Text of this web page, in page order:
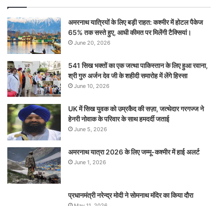
अमरनाथ यात्रियों के लिए बड़ी राहत: कश्मीर में होटल पैकेज
65% तक सस्ते हुए, आधी कीमत पर मिलेंगी टैक्सियां।
June 20, 2026
541 सिख भक्तों का एक जत्था पाकिस्तान के लिए हुआ रवाना,
श्री गुरु अर्जन देव जी के शहीदी समारोह में लेंगे हिस्सा
June 10, 2026
UK में सिख युवक को उम्रकैद की सज़ा, जत्थेदार गरगज्ज ने
हेनरी नोवाक के परिवार के साथ हमदर्दी जताई
June 5, 2026
अमरनाथ यात्रा 2026 के लिए जम्मू-कश्मीर में हाई अलर्ट
June 1, 2026
प्रधानमंत्री नरेन्‍द्र मोदी ने सोमनाथ मंदिर का किया दौरा